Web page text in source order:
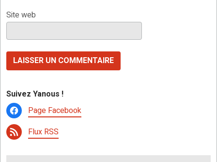
Site web
Suivez Yanous !
Page Facebook
Flux RSS